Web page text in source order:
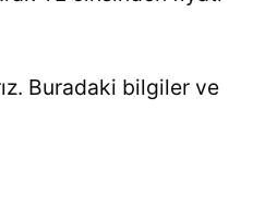
Buradaki bilgiler ve